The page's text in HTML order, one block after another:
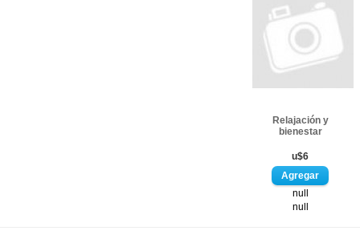
Relajación y
bienestar
u$6
null
null